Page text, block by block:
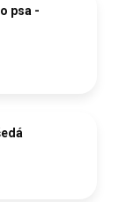
psa -